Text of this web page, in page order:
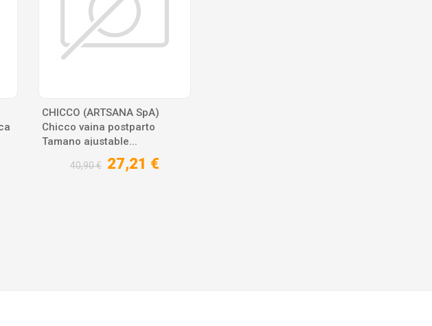
CHICCO (ARTSANA SpA)
Chicco vaina postparto
Tamano ajustable...
40,90 € 27,21 €